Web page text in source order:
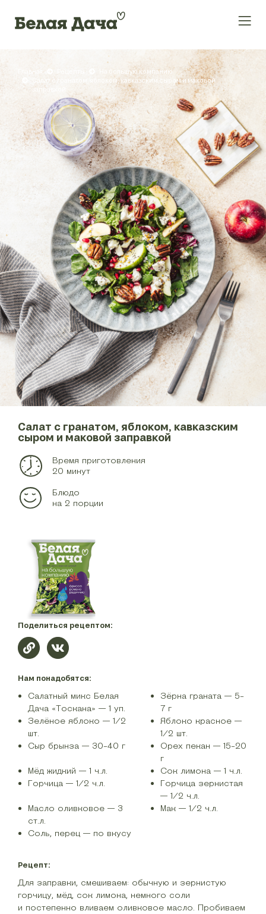
Главная
На большую компанию
Салат с гранатом, яблоком, кавказским сыром и маковой
заправкой
Салат с гранатом, яблоком, кавказским
сыром и маковой заправкой
Время приготовления
20 минут
Блюдо
на 2 порции
Поделиться рецептом:
Нам понадобятся:
Салатный микс Белая
Дача «Тоскана» — 1 уп.
Зёрна граната — 5-
7 г
Зелёное яблоко — 1/2
шт.
Яблоко красное —
1/2 шт.
Сыр брынза — 30-40 г
Орех пекан — 15-20
г
Мёд жидкий — 1 ч.л.
Сок лимона — 1 ч.л.
Горчица — 1/2 ч.л.
Горчица зернистая
— 1/2 ч.л.
Масло оливковое — 3
ст.л.
Мак — 1/2 ч.л.
Соль, перец — по вкусу
Рецепт:
Для заправки, смешиваем: обычную и зернистую
горчицу, мёд, сок лимона, немного соли
и постепенно вливаем оливковое масло. Пробиваем